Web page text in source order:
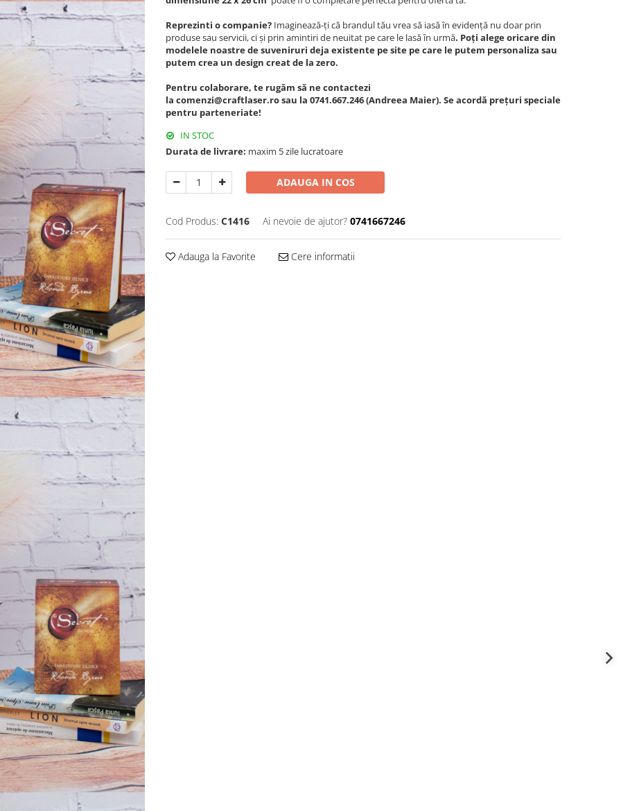
Reprezinti o companie? Imaginează-ți că brandul tău vrea să iasă în evidență nu doar prin
produse sau servicii, ci și prin amintiri de neuitat pe care le lasă în urmă. Poți alege oricare din
modelele noastre de suveniruri deja existente pe site pe care le putem personaliza sau
putem crea un design creat de la zero.
Pentru colaborare, te rugăm să ne contactezi
la comenzi@craftlaser.ro sau la 0741.667.246 (Andreea Maier). Se acordă prețuri speciale
pentru parteneriate!
IN STOC
Durata de livrare: maxim 5 zile lucratoare
ADAUGA IN COS
Cod Produs: C1416 Ai nevoie de ajutor? 0741667246
Adauga la Favorite Cere informatii